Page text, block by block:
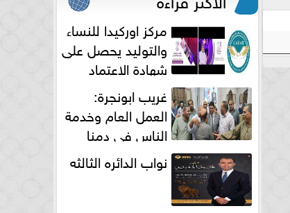
مركز اوركيدا للنساء
والتوليد يحصل على
شهادة الاعتماد
الكامل
غريب ابونجرة:
العمل العام وخدمة
الناس فى دمنا
نواب الدائره الثالثه